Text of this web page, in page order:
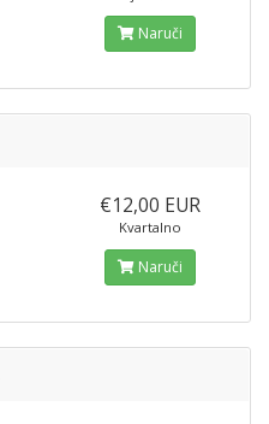
Naruči
€12,00 EUR
Kvartalno
Naruči